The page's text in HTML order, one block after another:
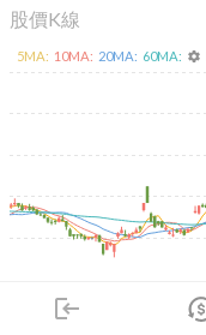
login
市場
股價K線
5MA: 10MA: 20MA: 60MA: settings